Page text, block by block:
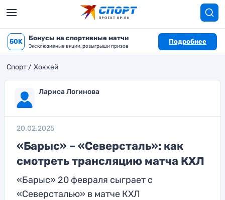
50K Бонусы на спортивные матчи
Эксклюзивные акции, розыгрыши призов
Подробнее
Спорт Хоккей
Лариса Логинова
20.02.2025
«Барыс» – «Северсталь»: как
смотреть трансляцию матча КХЛ
«Барыс» 20 февраля сыграет с
«Северсталью» в матче КХЛ